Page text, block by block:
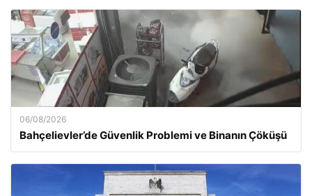
06/08/2026
Bahçelievler’de Güvenlik Problemi ve Binanın Çöküşü